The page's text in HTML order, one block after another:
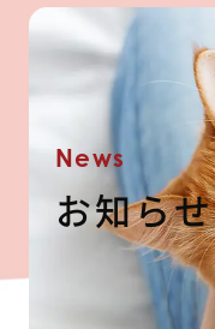
News
お知らせ